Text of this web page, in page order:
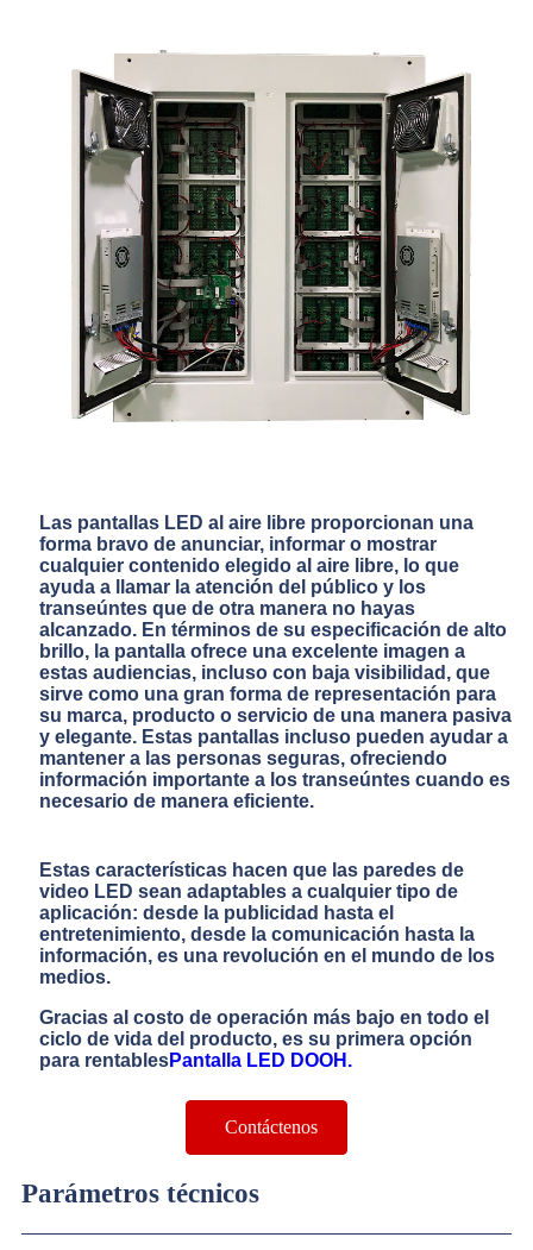
Las pantallas LED al aire libre proporcionan una
forma bravo de anunciar, informar o mostrar
cualquier contenido elegido al aire libre, lo que
ayuda a llamar la atención del público y los
transeúntes que de otra manera no hayas
alcanzado. En términos de su especificación de alto
brillo, la pantalla ofrece una excelente imagen a
estas audiencias, incluso con baja visibilidad, que
sirve como una gran forma de representación para
su marca, producto o servicio de una manera pasiva
y elegante. Estas pantallas incluso pueden ayudar a
mantener a las personas seguras, ofreciendo
información importante a los transeúntes cuando es
necesario de manera eficiente.
Estas características hacen que las paredes de
video LED sean adaptables a cualquier tipo de
aplicación: desde la publicidad hasta el
entretenimiento, desde la comunicación hasta la
información, es una revolución en el mundo de los
medios.
Gracias al costo de operación más bajo en todo el
ciclo de vida del producto, es su primera opción
para rentablesPantalla LED DOOH.
Contáctenos
Parámetros técnicos